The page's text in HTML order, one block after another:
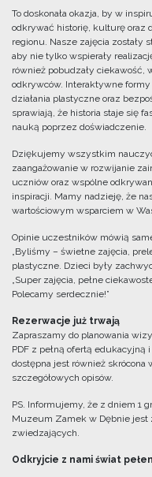
To doskonała okazja, by w
odkrywać historię, kulturę oraz
regionu. Nasze zajęcia zostały
aby nie tylko wspierały
również pobudzały ciekawość,
odkrywców. Interaktywne
działania plastyczne oraz
sprawiają, że historia staje się
nauką poprzez doświadczenie.
Dziękujemy wszystkim
zaangażowanie w rozwijanie
uczniów oraz wspólne
inspiracji. Mamy nadzieję, że
wartościowym wsparciem w
Opinie uczestników mówią
„Byliśmy – świetne zajęcia,
plastyczne. Dzieci były
„Super zajęcia, pełne
Polecamy serdecznie!”
Rezerwacje już trwają
Zapraszamy do planowania
PDF z pełną ofertą
dostępna jest również skrócona
szczegółowych opisów.
PS. Informujemy, że z dniem 1
Muzeum Zamek w Dębnie jest
zwiedzających.
Odkryjcie z nami świat